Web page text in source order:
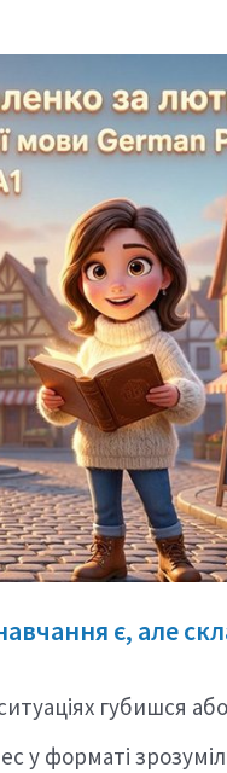
є, але
губишся
у форматі